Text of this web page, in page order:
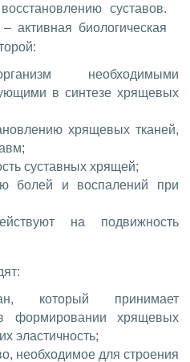
суставов.
активная биологическая
необходимыми
в синтезе хрящевых
хрящевых тканей,
суставных хрящей;
болей и воспалений при
на подвижность
который принимает
формировании хрящевых
эластичность;
необходимое для строения